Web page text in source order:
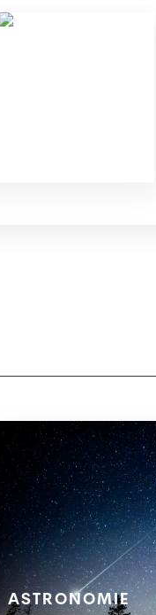
ASTRONOMIE